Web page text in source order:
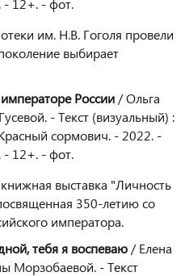
12+. - фот.
им. Н.В. Гоголя провели
выбирает
России / Ольга
- Текст (визуальный) :
сормович. - 2022. -
12+. - фот.
выставка "Личность
350-летию со
императора.
тебя я воспеваю / Елена
Морзобаевой. - Текст